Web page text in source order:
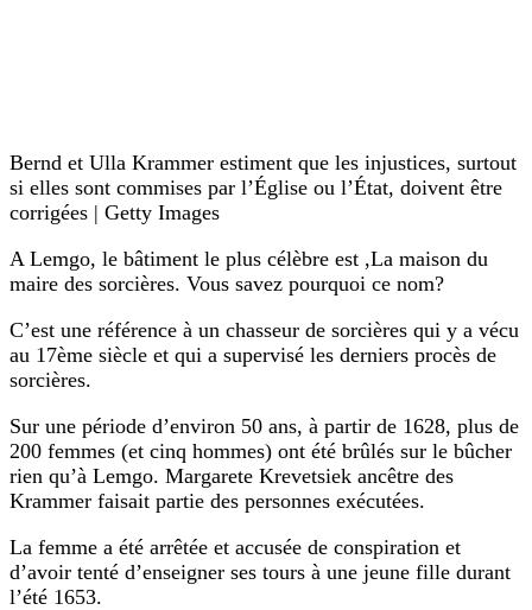
Bernd et Ulla Krammer estiment que les injustices, surtout
si elles sont commises par l’Église ou l’État, doivent être
corrigées | Getty Images
A Lemgo, le bâtiment le plus célèbre est ,La maison du
maire des sorcières. Vous savez pourquoi ce nom?
C’est une référence à un chasseur de sorcières qui y a vécu
au 17ème siècle et qui a supervisé les derniers procès de
sorcières.
Sur une période d’environ 50 ans, à partir de 1628, plus de
200 femmes (et cinq hommes) ont été brûlés sur le bûcher
rien qu’à Lemgo. Margarete Krevetsiek ancêtre des
Krammer faisait partie des personnes exécutées.
La femme a été arrêtée et accusée de conspiration et
d’avoir tenté d’enseigner ses tours à une jeune fille durant
l’été 1653.